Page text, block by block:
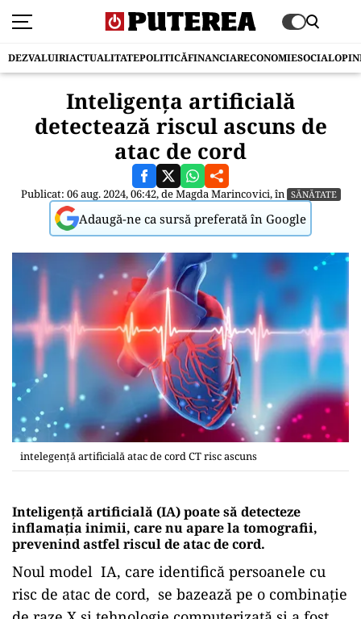
DEZVALUIRIACTUALITATEPOLITICĂFINANCIARECONOMIESOCIAL
Inteligența artificială
detectează riscul ascuns de
atac de cord
Publicat: 06 aug. 2024, 06:42, deMagda Marincovici, în SĂNĂTATE
Adaugă-ne ca sursă preferată în Google
intelegență artificială atac de cord CT risc ascuns
Inteligență artificială (IA) poate să detecteze
inflamația inimii, care nu apare la tomografii,
prevenind astfel riscul de atac de cord.
Noul model IA, care identifică persoanele cu
risc de atac de cord, se bazează pe o combinație